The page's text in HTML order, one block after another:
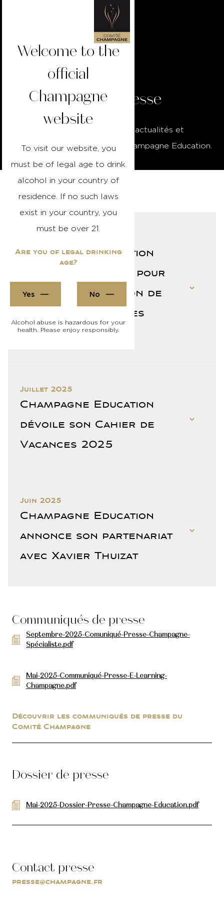
Welcome to the
official
Champagne
website
To visit our website, you
must be of legal age to drink
alcohol in your country of
residence. If no such laws
exist in your country, you
must be over 21.
Are you of legal drinking
age?
Yes No
Alcohol abuse is hazardous for your
health. Please enjoy responsibly.
Espace Presse
Consultez les dernières actualités et
communiqués de presse de Champagne Education.
Actualités
Champagne Education
dévoile 6 conseils pour
réussir sa sélection de
champagne pour les
fêtes
Juillet 2025
Champagne Education
dévoile son Cahier de
Vacances 2025
Juin 2025
Champagne Education
annonce son partenariat
avec Xavier Thuizat
Communiqués de presse
Septembre-2025-Comuniqué-Presse-Champagne-
Spécialiste.pdf
Mai-2025-Communiqué-Presse-E-Learning-
Champagne.pdf
Découvrir les communiqués de presse du
Comité Champagne
Dossier de presse
Mai-2025-Dossier-Presse-Champagne-Education.pdf
Contact presse
presse@champagne.fr